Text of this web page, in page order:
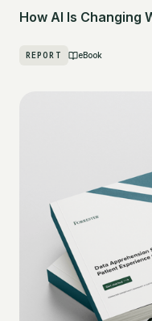
How AI Is Changing
REPORT eBook